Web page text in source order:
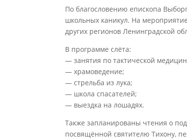
По благословению епископа
школьных каникул. На
других регионов Ленинградской
В программе слёта:
— занятия по тактической
— храмоведение;
— стрельба из лука;
— школа спасателей;
— выездка на лошадях.
Также запланированы чтения о
посвящённой святителю Тихону,